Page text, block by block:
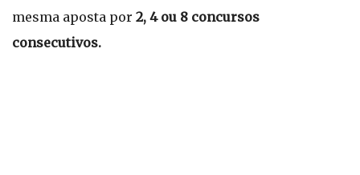
mesma aposta por 2, 4 ou 8 concursos
consecutivos.